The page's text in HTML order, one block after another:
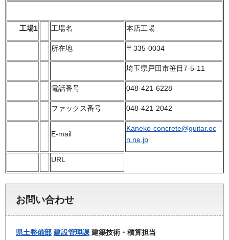
工場1 工場名 本店工場
所在地 〒335-0034
埼玉県戸田市笹目7-5-11
電話番号 048-421-6228
ファックス番号 048-421-2042
E-mail
Kaneko-concrete@guitar.oc
n.ne.jp
URL
お問い合わせ
県土整備部 建設管理課 建築技術・積算担当